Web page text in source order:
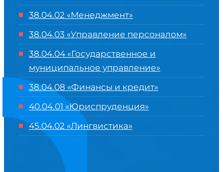
38.04.02 «Менеджмент»
38.04.03 «Управление персоналом»
38.04.04 «Государственное и
муниципальное управление»
38.04.08 «Финансы и кредит»
40.04.01 «Юриспруденция»
45.04.02 «Лингвистика»